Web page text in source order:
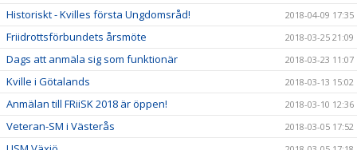
Historiskt - Kvilles första Ungdomsråd! 2018-04-09 17:35
Friidrottsförbundets årsmöte 2018-03-25 21:09
Dags att anmäla sig som funktionär 2018-03-23 11:07
Kville i Götalands 2018-03-13 15:02
Anmälan till FRiiSK 2018 är öppen! 2018-03-10 12:36
Veteran-SM i Västerås 2018-03-05 17:52